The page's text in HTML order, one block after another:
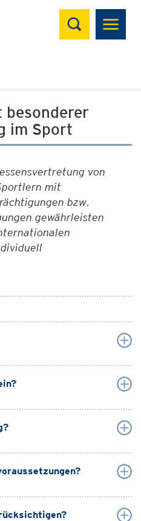
Suchen
besonderer
im Sport
von
mit
bzw.
gewährleisten